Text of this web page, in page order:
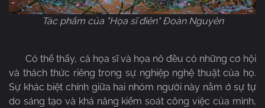
Tác phẩm của "Họa sĩ điên" Đoàn Nguyên
Có thể thấy, cả họa sĩ và họa nô đều có những cơ hội
và thách thức riêng trong sự nghiệp nghệ thuật của họ.
Sự khác biệt chính giữa hai nhóm người này nằm ở sự tự
do sáng tạo và khả năng kiểm soát công việc của mình,